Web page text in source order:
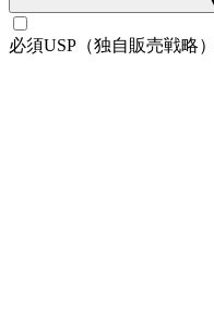
必須USP（独自販売戦略